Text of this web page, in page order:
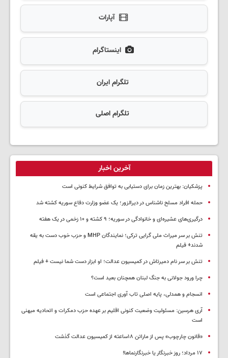
آپارات
اینستاگرام
تلگرام ایران
تلگرام اصلی
آخرین اخبار
پزشکیان‌: بهترین زمان برای دستیابی به توافق شرایط کنونی است
حمله افراد مسلح ناشناس در دیرالزور؛ یک عضو وزارت دفاع سوریه کشته شد
درگیری‌های عشیره‌ای و خانوادگی در سوریه؛ ۹ کشته و ۱۰ زخمی در یک هفته
تنش بر سر میراث ملی گرایی ترکی؛ نمایندگان MHP و حزب خوب دست به یقه
شدند+ فیلم
تنش بر سر نام دمیرتاش در کمیسیون عدالت؛ او ابزار دست شما نیست + فیلم
چرا ورود جولانی به جنگ لبنان همچنان بعید است؟
انسجام و همدلی، پایه اصلی تاب آوری اجتماعی است
آری هرسین: مسئولیت وضعیت کنونی اقلیم بر عهده حزب دمکرات و اتحادیه میهنی
است
«قانون چارچوب» پس از ماراتن ۱۸ساعته از کمیسیون عدالت گذشت
١٧ مرداد؛ روز خبرنگار یا خبرنگارنماها!